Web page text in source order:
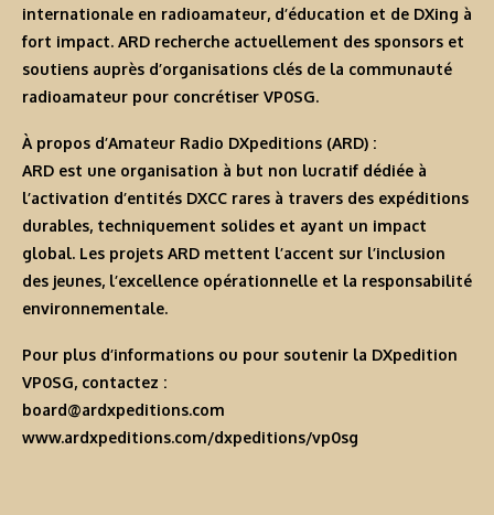
internationale en radioamateur, d’éducation et de DXing à
fort impact. ARD recherche actuellement des sponsors et
soutiens auprès d’organisations clés de la communauté
radioamateur pour concrétiser VP0SG.
À propos d’Amateur Radio DXpeditions (ARD) :
ARD est une organisation à but non lucratif dédiée à
l’activation d’entités DXCC rares à travers des expéditions
durables, techniquement solides et ayant un impact
global. Les projets ARD mettent l’accent sur l’inclusion
des jeunes, l’excellence opérationnelle et la responsabilité
environnementale.
Pour plus d’informations ou pour soutenir la DXpedition
VP0SG, contactez :
board@ardxpeditions.com
www.ardxpeditions.com/dxpeditions/vp0sg